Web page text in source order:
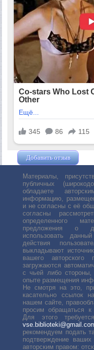
Добавить отзыв
Материалы,
публичных
обладаете
информацию,
и не согласны с её
согласны
определенного
предложения о
использовать
действия
выкладывают
вашего
загружаются
с чьей либо
опыте размещения
Не смотря на это,
касательно ссылок
нашем сайте,
просим обращаться
Для этого
рекомендуем подать
подтверждение
авторским правом: